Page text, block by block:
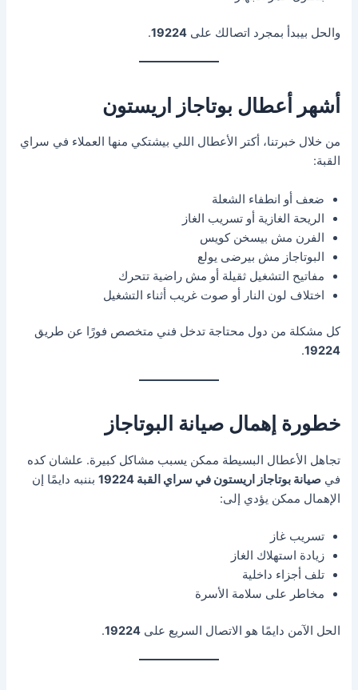
والحل بيبدأ بمجرد اتصالك على19224
.
أشهر أعطال بوتاجاز اريستون
من خلال خبرتنا، أكتر الأعطال اللي بيشتكي منها العملاء في سراي
القبة:
ضعف أو انطفاء الشعلة
الريحة الغازية أو تسريب الغاز
الفرن مش بيسخن كويس
البوتاجاز مش بيرضى يولع
مفاتيح التشغيل ثقيلة أو مش راضية تتحرك
اختلاف لون النار أو صوت غريب أثناء التشغيل
كل مشكلة من دول محتاجة تدخل فني متخصص فورًا عن طريق
19224
.
خطورة إهمال صيانة البوتاجاز
تجاهل الأعطال البسيطة ممكن يسبب مشاكل كبيرة. علشان كده
فيصيانة بوتاجاز اريستون في سراي القبة 19224
بننبه دايمًا إن
الإهمال ممكن يؤدي إلى:
تسريب غاز
زيادة استهلاك الغاز
تلف أجزاء داخلية
مخاطر على سلامة الأسرة
الحل الآمن دايمًا هو الاتصال السريع على19224
.